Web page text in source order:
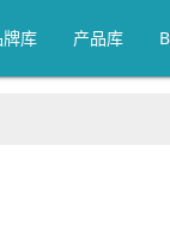
库 产品库